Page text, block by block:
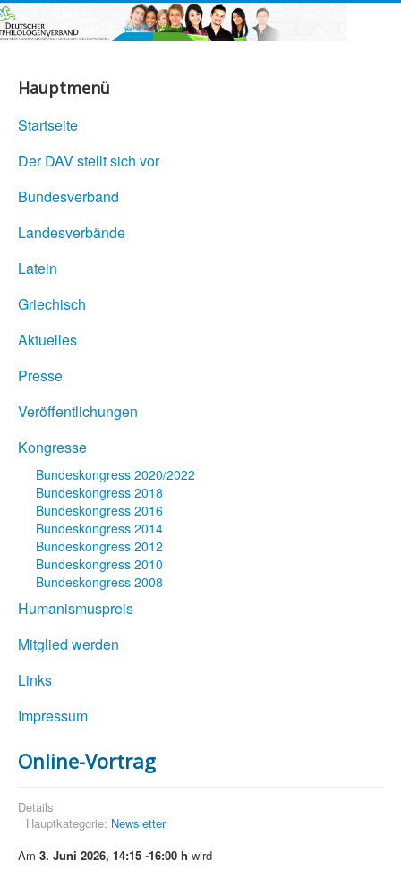
Hauptmenü
Startseite
Der DAV stellt sich vor
Bundesverband
Landesverbände
Latein
Griechisch
Aktuelles
Presse
Veröffentlichungen
Kongresse
Bundeskongress 2020/2022
Bundeskongress 2018
Bundeskongress 2016
Bundeskongress 2014
Bundeskongress 2012
Bundeskongress 2010
Bundeskongress 2008
Humanismuspreis
Mitglied werden
Links
Impressum
Online-Vortrag
Details
Hauptkategorie: Newsletter
Am 3. Juni 2026, 14:15 -16:00 h wird